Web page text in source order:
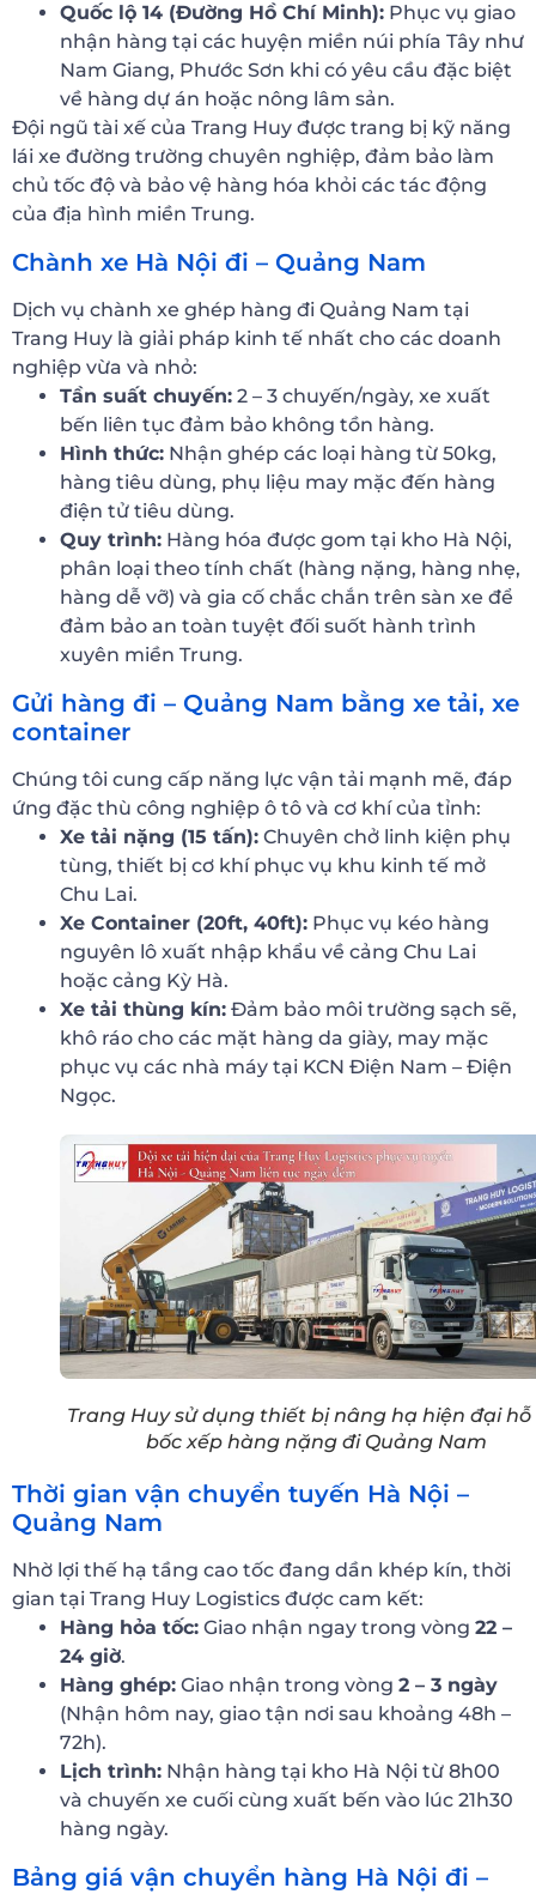
Quốc lộ 14 (Đường Hồ Chí Minh): Phục vụ giao
nhận hàng tại các huyện miền núi phía Tây như
Nam Giang, Phước Sơn khi có yêu cầu đặc biệt
về hàng dự án hoặc nông lâm sản.
Đội ngũ tài xế của Trang Huy được trang bị kỹ năng
lái xe đường trường chuyên nghiệp, đảm bảo làm
chủ tốc độ và bảo vệ hàng hóa khỏi các tác động
của địa hình miền Trung.
Chành xe Hà Nội đi – Quảng Nam
Dịch vụ chành xe ghép hàng đi Quảng Nam tại
Trang Huy là giải pháp kinh tế nhất cho các doanh
nghiệp vừa và nhỏ:
Tần suất chuyến: 2 – 3 chuyến/ngày, xe xuất
bến liên tục đảm bảo không tồn hàng.
Hình thức: Nhận ghép các loại hàng từ 50kg,
hàng tiêu dùng, phụ liệu may mặc đến hàng
điện tử tiêu dùng.
Quy trình: Hàng hóa được gom tại kho Hà Nội,
phân loại theo tính chất (hàng nặng, hàng nhẹ,
hàng dễ vỡ) và gia cố chắc chắn trên sàn xe để
đảm bảo an toàn tuyệt đối suốt hành trình
xuyên miền Trung.
Gửi hàng đi – Quảng Nam bằng xe tải, xe
container
Chúng tôi cung cấp năng lực vận tải mạnh mẽ, đáp
ứng đặc thù công nghiệp ô tô và cơ khí của tỉnh:
Xe tải nặng (15 tấn): Chuyên chở linh kiện phụ
tùng, thiết bị cơ khí phục vụ khu kinh tế mở
Chu Lai.
Xe Container (20ft, 40ft): Phục vụ kéo hàng
nguyên lô xuất nhập khẩu về cảng Chu Lai
hoặc cảng Kỳ Hà.
Xe tải thùng kín: Đảm bảo môi trường sạch sẽ,
khô ráo cho các mặt hàng da giày, may mặc
phục vụ các nhà máy tại KCN Điện Nam – Điện
Ngọc.
Trang Huy sử dụng thiết bị nâng hạ hiện đại
bốc xếp hàng nặng đi Quảng Nam
Thời gian vận chuyển tuyến Hà Nội –
Quảng Nam
Nhờ lợi thế hạ tầng cao tốc đang dần khép kín, thời
gian tại Trang Huy Logistics được cam kết:
Hàng hỏa tốc: Giao nhận ngay trong vòng 22 –
24 giờ.
Hàng ghép: Giao nhận trong vòng 2 – 3 ngày
(Nhận hôm nay, giao tận nơi sau khoảng 48h –
72h).
Lịch trình: Nhận hàng tại kho Hà Nội từ 8h00
và chuyến xe cuối cùng xuất bến vào lúc 21h30
hàng ngày.
Bảng giá vận chuyển hàng Hà Nội đi –